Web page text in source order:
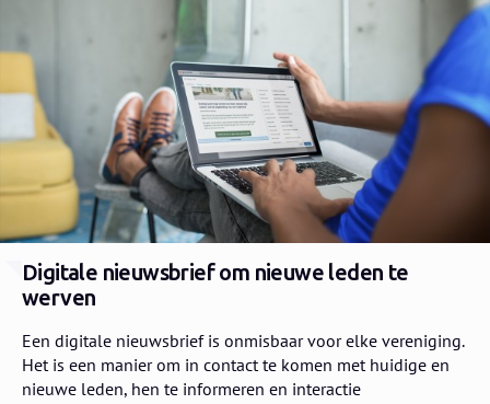
Digitale nieuwsbrief om nieuwe leden te
werven
Een digitale nieuwsbrief is onmisbaar voor elke vereniging.
Het is een manier om in contact te komen met huidige en
nieuwe leden, hen te informeren en interactie